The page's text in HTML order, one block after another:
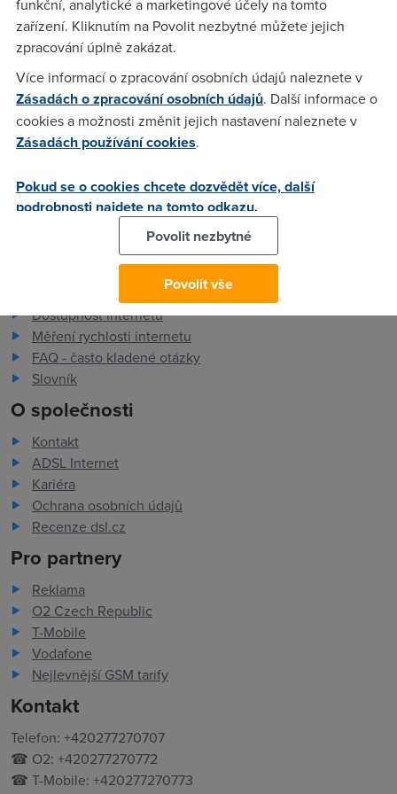
Linuxový router. V Linuxu jsem našel pouze PPPoE.
Nargon(7.1.2008 21:35:33)
Muze, ale linux musi umet navazat PPPoA spojeni. Vim ze to
umoznuje, nevim co to bylo za distribuci, asi OpenSuse 10.2
a mel jsem v moznostech PPPoE a PPPoA.
Dostupnost internetu
Měření rychlosti internetu
FAQ - často kladené otázky
Slovník
O společnosti
Kontakt
ADSL Internet
Kariéra
Ochrana osobních údajů
Recenze dsl.cz
Pro partnery
Reklama
O2 Czech Republic
T-Mobile
Vodafone
Nejlevnější GSM tarify
Kontakt
Telefon: +420277270707
☎ O2: +420277270772
☎ T-Mobile: +420277270773
funkční, analytické a marketingové účely na tomto
zařízení. Kliknutím na Povolit nezbytné můžete jejich
zpracování úplně zakázat.
Více informací o zpracování osobních údajů naleznete v
Zásadách o zpracování osobních údajů. Další informace o
cookies a možnosti změnit jejich nastavení naleznete v
Zásadách používání cookies.
Pokud se o cookies chcete dozvědět více, další
podrobnosti najdete na tomto odkazu.
Povolit nezbytné
Povolit vše